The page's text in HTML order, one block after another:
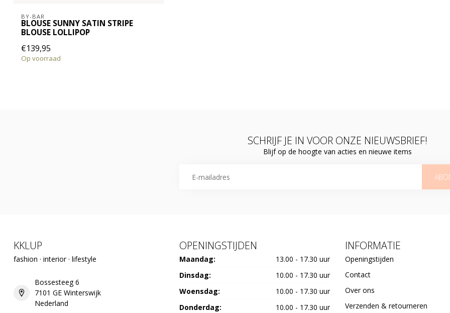
BY-BAR
BLOUSE SUNNY SATIN STRIPE
BLOUSE LOLLIPOP
€139,95
Op voorraad
SCHRIJF JE IN VOOR ONZE NIEUWSBRIEF!
Blijf op de hoogte van acties en nieuwe items
KKLUP
fashion · interior · lifestyle
Bossesteeg 6
7101 GE Winterswijk
Nederland
OPENINGSTIJDEN
Maandag:
13.00 - 17.30 uur
Dinsdag:
10.00 - 17.30 uur
Woensdag:
10.00 - 17.30 uur
Donderdag:
10.00 - 17.30 uur
INFORMATIE
Openingstijden
Contact
Over ons
Verzenden & retourneren